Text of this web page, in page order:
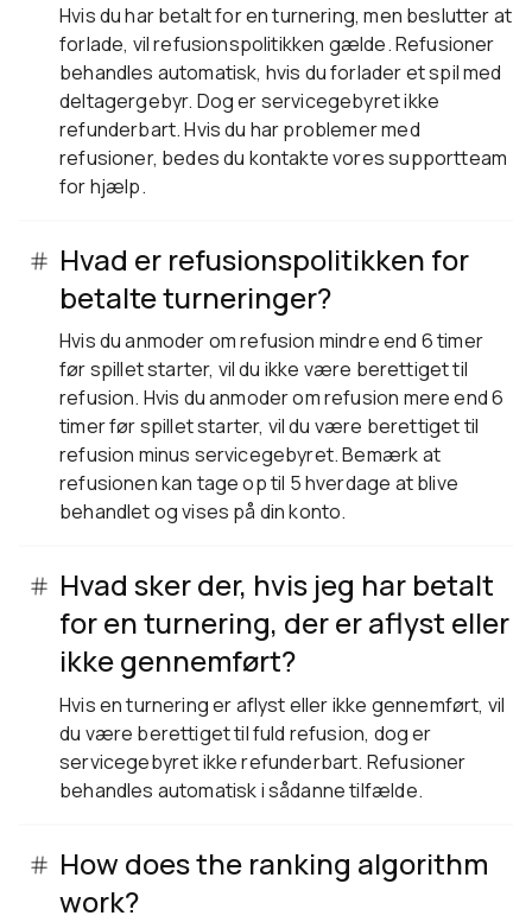
Hvis du har betalt for en turnering, men beslutter at
forlade, vil refusionspolitikken gælde. Refusioner
behandles automatisk, hvis du forlader et spil med
deltagergebyr. Dog er servicegebyret ikke
refunderbart. Hvis du har problemer med
refusioner, bedes du kontakte vores supportteam
for hjælp.
Hvad er refusionspolitikken for
betalte turneringer?
Hvis du anmoder om refusion mindre end 6 timer
før spillet starter, vil du ikke være berettiget til
refusion. Hvis du anmoder om refusion mere end 6
timer før spillet starter, vil du være berettiget til
refusion minus servicegebyret. Bemærk at
refusionen kan tage op til 5 hverdage at blive
behandlet og vises på din konto.
Hvad sker der, hvis jeg har betalt
for en turnering, der er aflyst eller
ikke gennemført?
Hvis en turnering er aflyst eller ikke gennemført, vil
du være berettiget til fuld refusion, dog er
servicegebyret ikke refunderbart. Refusioner
behandles automatisk i sådanne tilfælde.
How does the ranking algorithm
work?